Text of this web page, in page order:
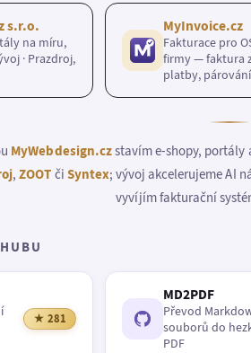
s.r.o.
na míru,
· Prazdroj,
MyInvoice.cz
Fakturace pro
firmy — faktura
platby,
MyWebdesign.czstavím e-shopy, portály
,ZOOT či Syntex; vývoj akcelerujeme AI
vyvíjím fakturační
★ 281
MD2PDF
Převod
souborů do
PDF